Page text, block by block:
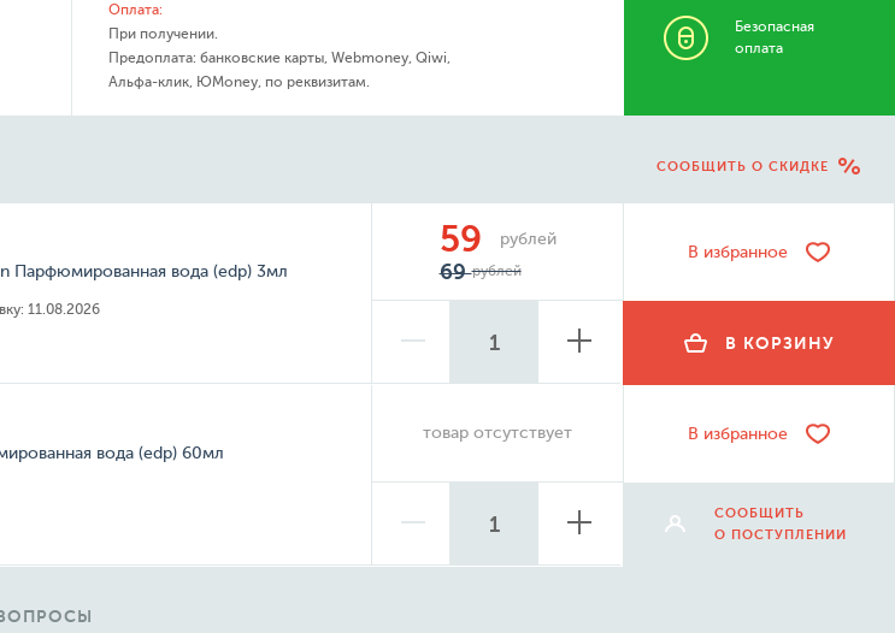
Оплата:
При получении.
Предоплата: банковские карты, Webmoney, Qiwi,
Альфа-клик, ЮMoney, по реквизитам.
Безопасная
оплата
СООБЩИТЬ О СКИДКЕ
Парфюмированная вода (edp) 3мл
11.08.2026
59 рублей
69рублей
В избранное
В КОРЗИНУ
вода (edp) 60мл
товар отсутствует В избранное
СООБЩИТЬ
О ПОСТУПЛЕНИИ